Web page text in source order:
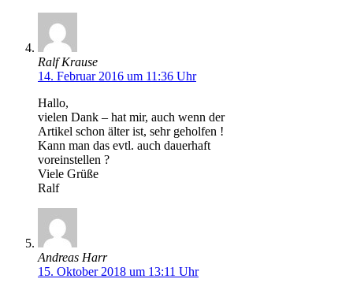
Ralf Krause
14. Februar 2016 um 11:36 Uhr
Hallo,
vielen Dank – hat mir, auch wenn der
Artikel schon älter ist, sehr geholfen !
Kann man das evtl. auch dauerhaft
voreinstellen ?
Viele Grüße
Ralf
Andreas Harr
15. Oktober 2018 um 13:11 Uhr